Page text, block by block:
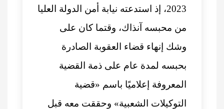
2023، إذ استدعته نيابة أمن الدولة العليا
من محبسه آنذاك، وقتما كان على
وشك إنهاء قضاء العقوبة الصادرة
بحبسه لمدة عام على ذمة القضية
المعروفة إعلاميًا باسم «قضية
التوكيلات الشعبية» وحققت معه قبل